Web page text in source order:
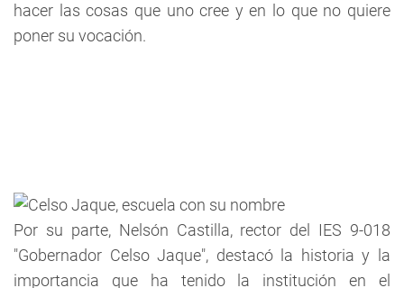
hacer las cosas que uno cree y en lo que no quiere
poner su vocación.
Por su parte, Nelsón Castilla, rector del IES 9-018
"Gobernador Celso Jaque", destacó la historia y la
importancia que ha tenido la institución en el